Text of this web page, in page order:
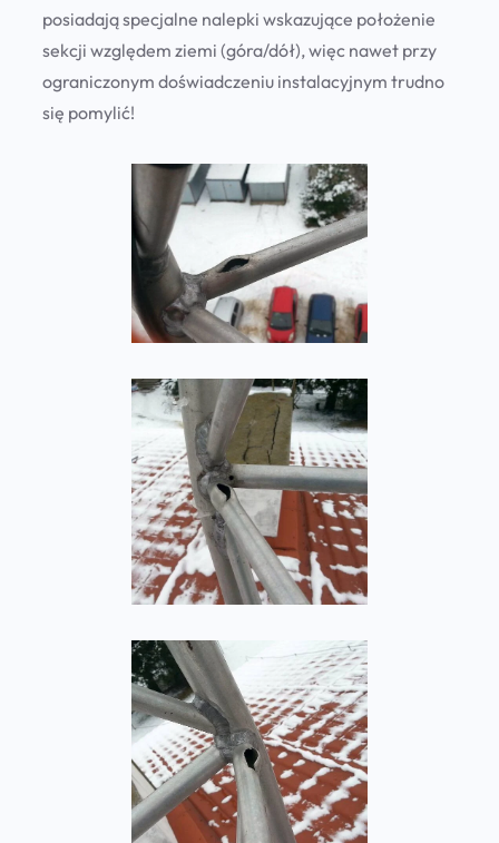
posiadają specjalne nalepki wskazujące położenie
sekcji względem ziemi (góra/dół), więc nawet przy
ograniczonym doświadczeniu instalacyjnym trudno
się pomylić!